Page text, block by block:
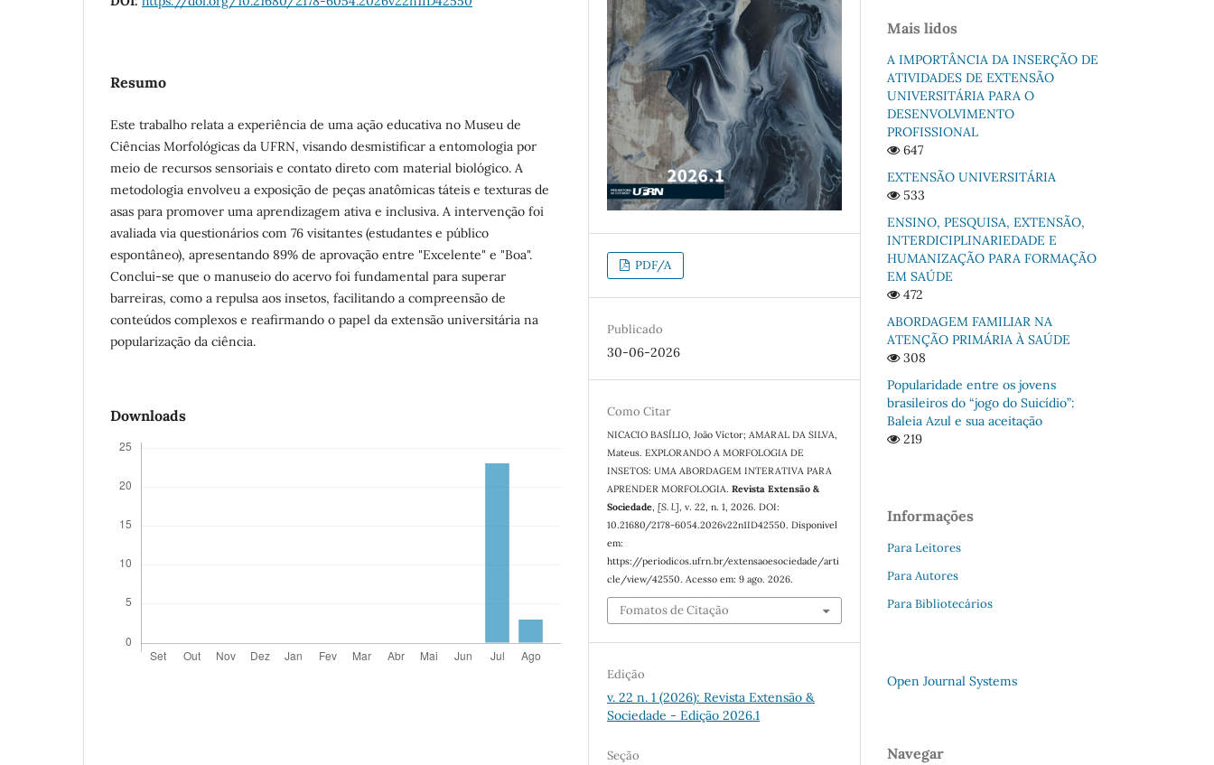
Resumo
Este trabalho relata a experiência de uma ação educativa no Museu de
Ciências Morfológicas da UFRN, visando desmistificar a entomologia por
meio de recursos sensoriais e contato direto com material biológico. A
metodologia envolveu a exposição de peças anatômicas táteis e texturas de
asas para promover uma aprendizagem ativa e inclusiva. A intervenção foi
avaliada via questionários com 76 visitantes (estudantes e público
espontâneo), apresentando 89% de aprovação entre "Excelente" e "Boa".
Conclui-se que o manuseio do acervo foi fundamental para superar
barreiras, como a repulsa aos insetos, facilitando a compreensão de
conteúdos complexos e reafirmando o papel da extensão universitária na
popularização da ciência.
Downloads
PDF/A
Publicado
30-06-2026
Como Citar
NICACIO BASÍLIO, João Víctor; AMARAL DA SILVA,
Mateus. EXPLORANDO A MORFOLOGIA DE
INSETOS: UMA ABORDAGEM INTERATIVA PARA
APRENDER MORFOLOGIA.Revista Extensão &
Sociedade ,[S. l.] , v. 22, n. 1, 2026. DOI:
10.21680/2178-6054.2026v22n1ID42550. Disponível
em:
https://periodicos.ufrn.br/extensaoesociedade/arti
cle/view/42550. Acesso em: 9 ago. 2026.
Fomatos de Citação
Edição
v. 22 n. 1 (2026): Revista Extensão &
Sociedade - Edição 2026.1
Seção
Mais lidos
A IMPORTÂNCIA DA INSERÇÃO DE
ATIVIDADES DE EXTENSÃO
UNIVERSITÁRIA PARA O
DESENVOLVIMENTO
PROFISSIONAL
647
EXTENSÃO UNIVERSITÁRIA
533
ENSINO, PESQUISA, EXTENSÃO,
INTERDICIPLINARIEDADE E
HUMANIZAÇÃO PARA FORMAÇÃO
EM SAÚDE
472
ABORDAGEM FAMILIAR NA
ATENÇÃO PRIMÁRIA À SAÚDE
308
Popularidade entre os jovens
brasileiros do “jogo do Suicídio”:
Baleia Azul e sua aceitação
219
Informações
Para Leitores
Para Autores
Para Bibliotecários
Open Journal Systems
Navegar